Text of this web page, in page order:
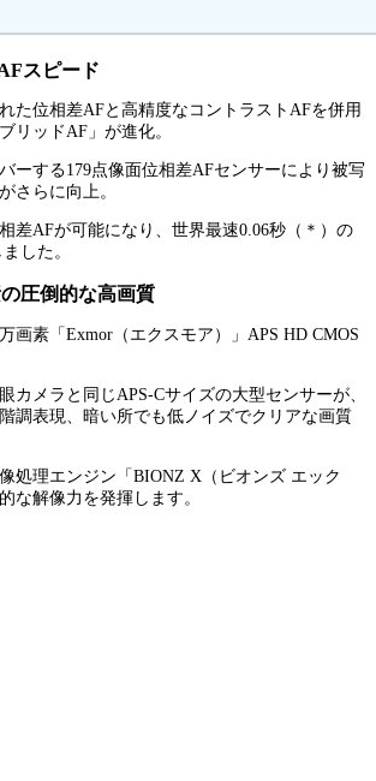
スピード
た位相差AFと高精度なコントラストAFを併用
リッドAF」が進化。
ーする179点像面位相差AFセンサーにより被写
さらに向上。
差AFが可能になり、世界最速0.06秒（＊）の
した。
圧倒的な高画質
画素「Exmor（エクスモア）」APS HD CMOS
カメラと同じAPS-Cサイズの大型センサーが、
調表現、暗い所でも低ノイズでクリアな画質
処理エンジン「BIONZ X（ビオンズ エック
な解像力を発揮します。